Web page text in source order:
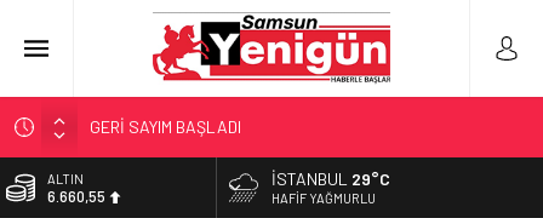
GERİ SAYIM BAŞLADI
SAMSUNSPOR’DA HEDEF 5’İNCİLİK!
‘BAFRA’YA YATIRIM YAPIN!’
ALTIN
6.660,55
İSTANBUL 29°C
HAFIF YAĞMURLU